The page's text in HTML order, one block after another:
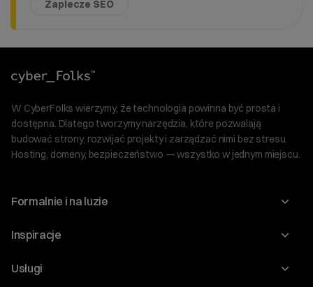
Zaplecze SEO
W CyberFolks wierzymy, że technologia powinna być prosta i
dostępna. Dlatego tworzymy narzędzia, które pozwalają
budować strony, rozwijać projekty i zarządzać nimi bez stresu.
Hosting, domeny, bezpieczeństwo — wszystko w jednym miejscu.
Formalnie i na luzie
O nas
Program Korzyści dla Inwestorów
Inspiracje
Blog
Usługi